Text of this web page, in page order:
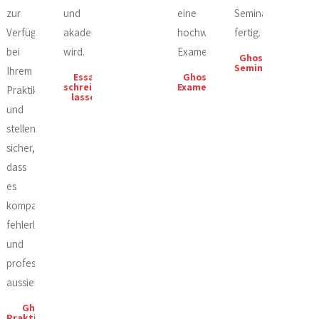
zur
Verfügung
bei
Ihrem
Praktikumsbericht
und
stellen
sicher,
dass
es
kompakt,
fehlerlos
und
professionell
aussieht.
Ghostwriter
und
akademisch
wird.
Essay
schreiben
lassen
eine
hochwertige
Examensarbeit.
Ghostwriter
Examensarbeit
Seminararbeit
fertig.
Ghostwriter
Seminararbeit